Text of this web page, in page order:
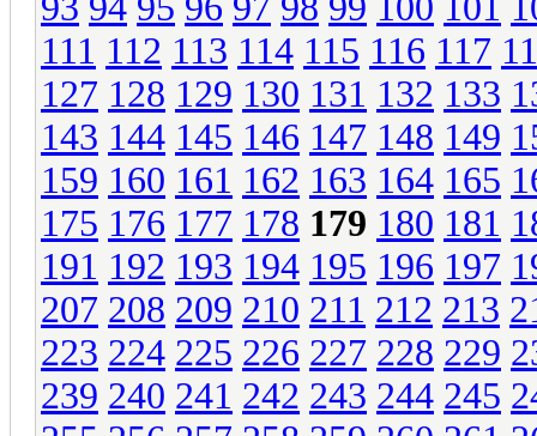
111 112 113 114 115 116 117
127 128 129 130 131 132 133
143 144 145 146 147 148 149
159 160 161 162 163 164 165
175 176 177 178 179 180 181
191 192 193 194 195 196 197
207 208 209 210 211 212 213
223 224 225 226 227 228 229
239 240 241 242 243 244 245